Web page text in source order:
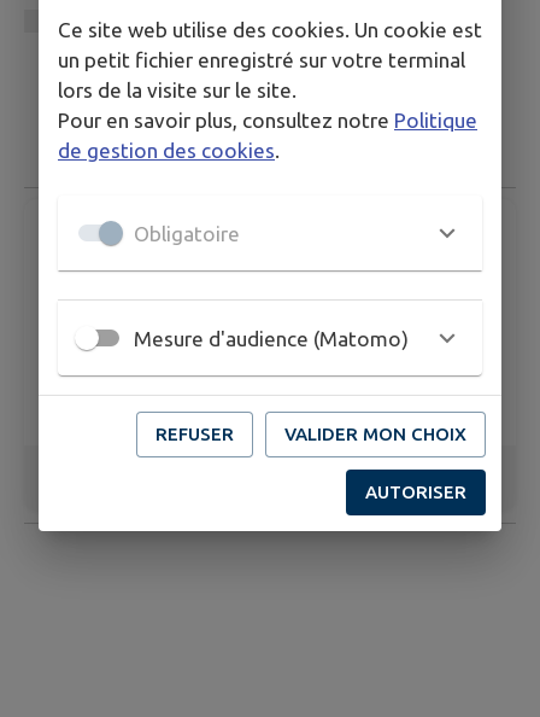
Ce site web utilise des cookies. Un cookie est
un petit fichier enregistré sur votre terminal
lors de la visite sur le site.
Pour en savoir plus, consultez notre Politique
de gestion des cookies.
Obligatoire
Mesure d'audience (Matomo)
REFUSER VALIDER MON CHOIX
AUTORISER